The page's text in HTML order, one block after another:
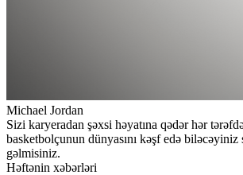
Michael Jordan
Sizi karyeradan şəxsi həyatına qədər hər
basketbolçunun dünyasını kəşf edə biləcəyiniz
gəlmisiniz.
Həftənin xəbərləri